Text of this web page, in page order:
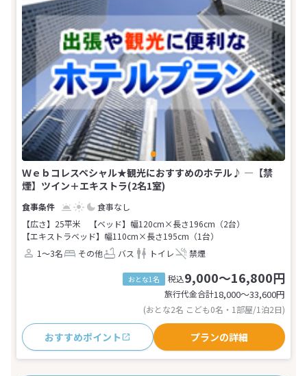
Ｗｅｂコレスペシャル★観光におすすめのホテル♪ ―【禁
煙】ツイン＋エキストラ(2名1室)
食事なし
【広さ】25平米
【ベッド】幅120cm×長さ196cm（2台）
【エキストラベッド】幅110cm×長さ195cm（1台）
1～3名
その他 バス トイレ 禁煙
おとな1名 税込9,000～16,800円
旅行代金合計18,000〜33,600円
(おとな2名 こども0名・1部屋/1泊2日)
おすすめポイント プランの詳細